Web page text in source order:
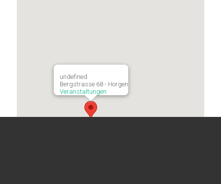
undefined
Bergstrasse 68 - Horgen
Veranstaltungen